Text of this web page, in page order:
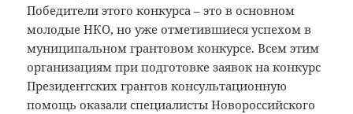
Победители этого конкурса – это в основном
молодые НКО, но уже отметившиеся успехом в
муниципальном грантовом конкурсе. Всем этим
организациям при подготовке заявок на конкурс
Президентских грантов консультационную
помощь оказали специалисты Новороссийского